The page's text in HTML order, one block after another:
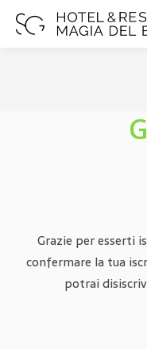
Grazie per esserti
confermare la tua
potrai